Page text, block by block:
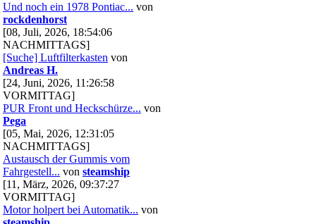
Und noch ein 1978 Pontiac... von
rockdenhorst
[08, Juli, 2026, 18:54:06
NACHMITTAGS]
[Suche] Luftfilterkasten von
Andreas H.
[24, Juni, 2026, 11:26:58
VORMITTAG]
PUR Front und Heckschürze... von
Pega
[05, Mai, 2026, 12:31:05
NACHMITTAGS]
Austausch der Gummis vom
Fahrgestell... von steamship
[11, März, 2026, 09:37:27
VORMITTAG]
Motor holpert bei Automatik... von